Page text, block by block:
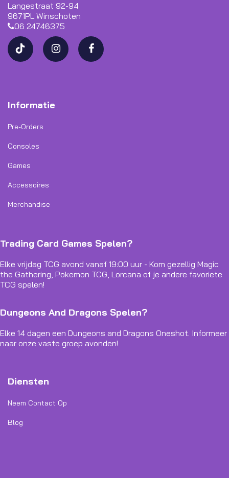
Langestraat 92-94
9671PL Winschoten
06 24746375
Informatie
Pre-Orders
Consoles
Games
Accessoires
Merchandise
Trading Card Games Spelen?
Elke vrijdag TCG avond vanaf 19:00 uur - Kom gezellig Magic
the Gathering, Pokemon TCG, Lorcana of je andere favoriete
TCG spelen!
Dungeons And Dragons Spelen?
Elke 14 dagen een Dungeons and Dragons Oneshot. Informeer
naar onze vaste groep avonden!
Diensten
Neem Contact Op
Blog